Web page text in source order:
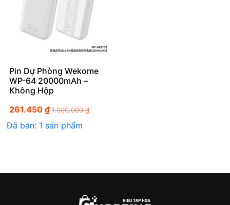
Pin Dự Phòng Wekome
WP-64 20000mAh –
Không Hộp
261.450 ₫ 1.000.000₫
Đã bán: 1 sản phẩm